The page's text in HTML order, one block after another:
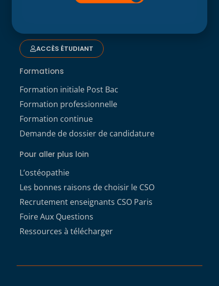
ACCÈS ÉTUDIANT
Formations
Formation initiale Post Bac
Formation professionnelle
Formation continue
Demande de dossier de candidature
Pour aller plus loin
L’ostéopathie
Les bonnes raisons de choisir le CSO
Recrutement enseignants CSO Paris
Foire Aux Questions
Ressources à télécharger